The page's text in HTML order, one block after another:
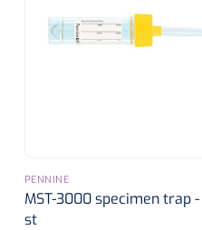
Griffioen
Chirurgische pincet - 14 cm
PENNINE
MST-3000 specimen trap
st